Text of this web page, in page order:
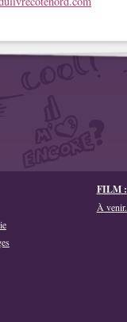
FILM :
À